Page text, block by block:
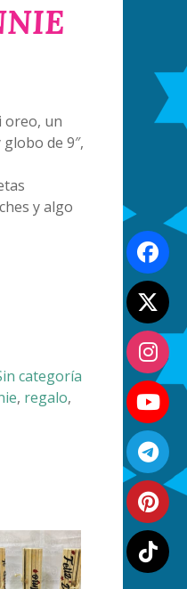
oreo, un
de 9″,
y algo
categoría
, regalo,